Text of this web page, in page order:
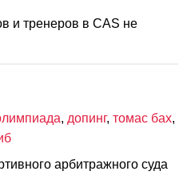
и тренеров в CAS не
, допинг, томас бах,
арбитражного суда